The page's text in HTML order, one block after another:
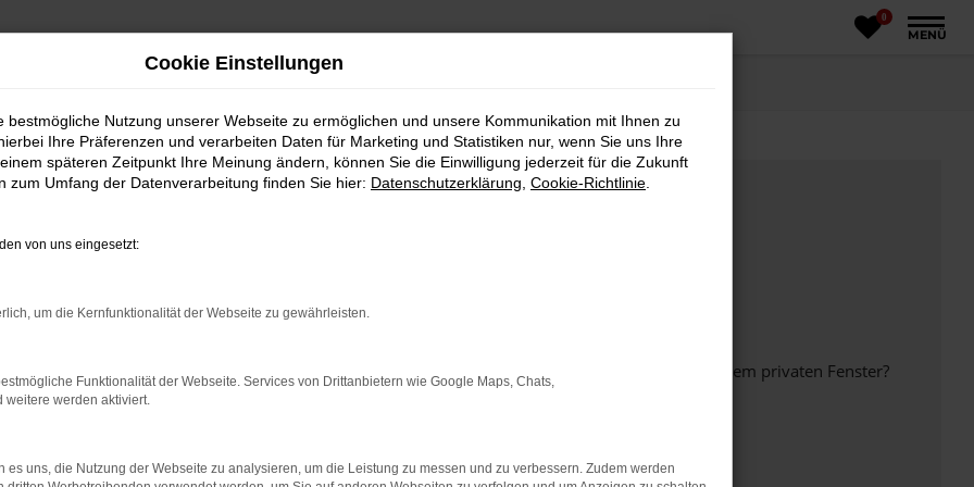
0
MENÜ
bestimmter Seiten verhindern. Funktioniert die Seite in einem anderen Browser oder in einem privaten Fenster?
beheben.
auf dem neuesten Stand sind.
kann auch dazu führen, dass bestimmte Funktionen nicht mehr unterstützt werden.
Cookie Einstellungen
bestmögliche Nutzung unserer Webseite zu ermöglichen und unsere Kommunikation mit Ihnen zu
Ihre Präferenzen und verarbeiten Daten für Marketing und Statistiken nur, wenn Sie uns Ihre
späteren Zeitpunkt Ihre Meinung ändern, können Sie die Einwilligung jederzeit für die Zukunft
zum Umfang der Datenverarbeitung finden Sie hier: Datenschutzerklärung Cookie-Richtlinie
von uns eingesetzt:
um die Kernfunktionalität der Webseite zu gewährleisten.
Funktionalität der Webseite. Services von Drittanbietern wie Google Maps, Chats,
weitere werden aktiviert.
es uns, die Nutzung der Webseite zu analysieren, um die Leistung zu messen und zu verbessern. Zudem werden